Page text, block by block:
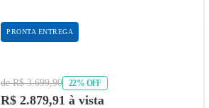
PRONTA ENTREGA
de R$ 3.699,90 22% OFF
R$ 2.879,91 à vista